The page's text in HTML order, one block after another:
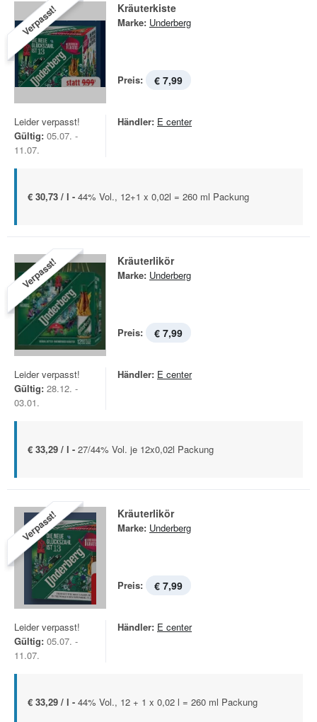
Verpasst! Kräuterkiste
Marke: Underberg
Preis: € 7,99
Leider verpasst!
Gültig: 05.07. -
11.07.
Händler: E center
€ 30,73 / l - 44% Vol., 12+1 x 0,02l = 260 ml Packung
Verpasst! Kräuterlikör
Marke: Underberg
Preis: € 7,99
Leider verpasst!
Gültig: 28.12. -
03.01.
Händler: E center
€ 33,29 / l - 27/44% Vol. je 12x0,02l Packung
Verpasst! Kräuterlikör
Marke: Underberg
Preis: € 7,99
Leider verpasst!
Gültig: 05.07. -
11.07.
Händler: E center
€ 33,29 / l - 44% Vol., 12 + 1 x 0,02 l = 260 ml Packung